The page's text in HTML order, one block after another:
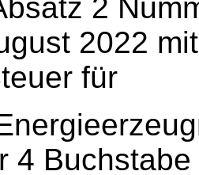
2
2022
für
4